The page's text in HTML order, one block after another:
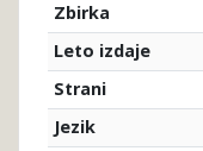
Zbirka
Leto izdaje
Strani
Jezik